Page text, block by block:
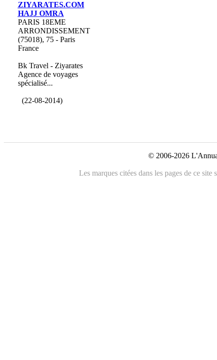
ZIYARATES.COM
HAJJ OMRA
PARIS 18EME
ARRONDISSEMENT
(75018), 75 - Paris
France
Bk Travel - Ziyarates
Agence de voyages
spécialisé...
(22-08-2014)
© 2006-2026
Les marques citées dans les pages de ce